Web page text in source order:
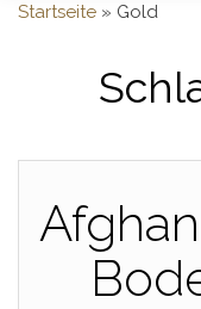
Startseite » Gold